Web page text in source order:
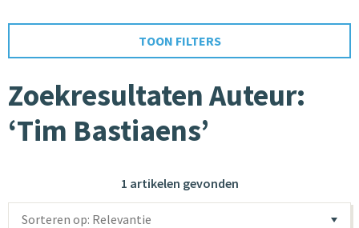
TOON FILTERS
Zoekresultaten Auteur:
‘Tim Bastiaens’
1 artikelen gevonden
Sorteren op: Relevantie